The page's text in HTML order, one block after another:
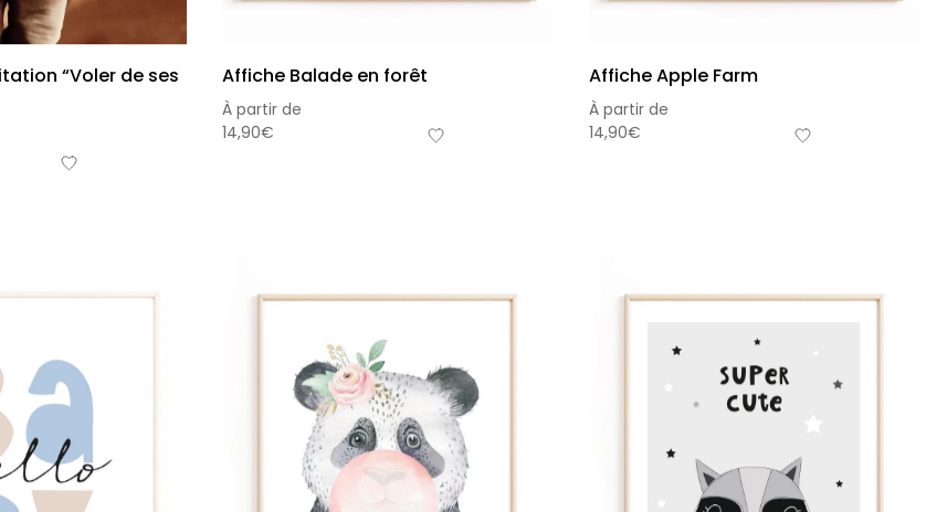
“Voler de ses
Affiche Balade en forêt
À partir de
14,90€
Affiche Apple Farm
À partir de
14,90€